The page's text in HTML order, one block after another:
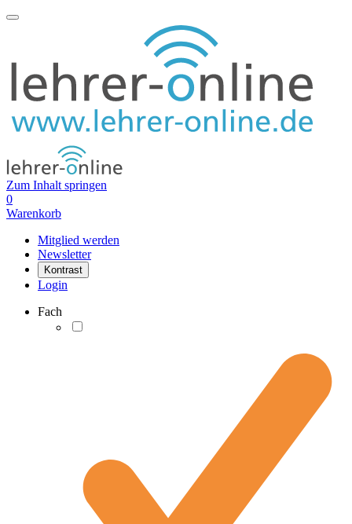
Zum Inhalt springen
0
Warenkorb
Mitglied werden
Newsletter
Kontrast
Login
Fach